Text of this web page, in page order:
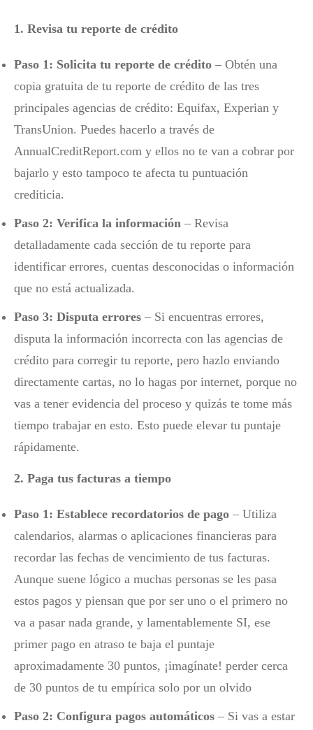
1. Revisa tu reporte de crédito
Paso 1: Solicita tu reporte de crédito – Obtén una
copia gratuita de tu reporte de crédito de las tres
principales agencias de crédito: Equifax, Experian y
TransUnion. Puedes hacerlo a través de
AnnualCreditReport.com y ellos no te van a cobrar por
bajarlo y esto tampoco te afecta tu puntuación
crediticia.
Paso 2: Verifica la información – Revisa
detalladamente cada sección de tu reporte para
identificar errores, cuentas desconocidas o información
que no está actualizada.
Paso 3: Disputa errores – Si encuentras errores,
disputa la información incorrecta con las agencias de
crédito para corregir tu reporte, pero hazlo enviando
directamente cartas, no lo hagas por internet, porque no
vas a tener evidencia del proceso y quizás te tome más
tiempo trabajar en esto. Esto puede elevar tu puntaje
rápidamente.
2. Paga tus facturas a tiempo
Paso 1: Establece recordatorios de pago – Utiliza
calendarios, alarmas o aplicaciones financieras para
recordar las fechas de vencimiento de tus facturas.
Aunque suene lógico a muchas personas se les pasa
estos pagos y piensan que por ser uno o el primero no
va a pasar nada grande, y lamentablemente SI, ese
primer pago en atraso te baja el puntaje
aproximadamente 30 puntos, ¡imagínate! perder cerca
de 30 puntos de tu empírica solo por un olvido
Paso 2: Configura pagos automáticos – Si vas a estar